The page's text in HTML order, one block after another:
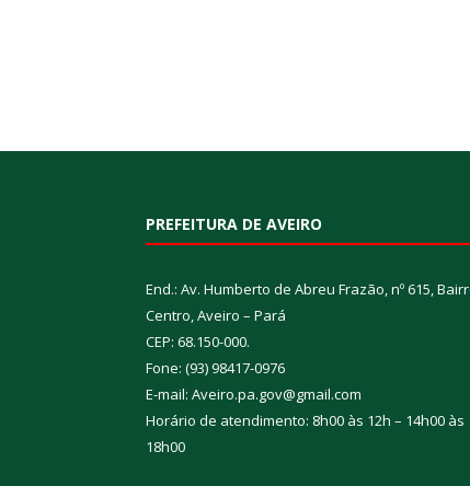
PREFEITURA DE AVEIRO
End.: Av. Humberto de Abreu Frazão, nº 615,
Centro, Aveiro – Pará
CEP: 68.150-000.
Fone: (93) 98417-0976
E-mail: Aveiro.pa.gov@gmail.com
Horário de atendimento: 8h00 às 12h – 14h00 às
18h00